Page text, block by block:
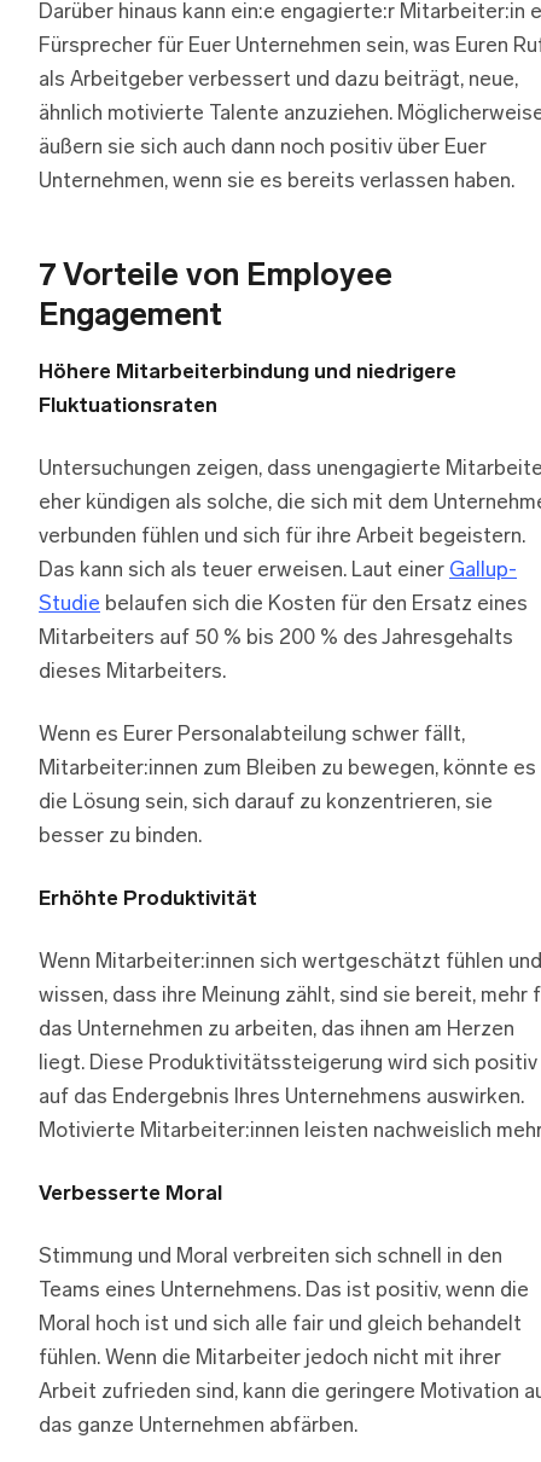
Darüber hinaus kann ein:e engagierte:r Mitarbeiter:in
Fürsprecher für Euer Unternehmen sein, was Euren
als Arbeitgeber verbessert und dazu beiträgt, neue,
ähnlich motivierte Talente anzuziehen.
äußern sie sich auch dann noch positiv über Euer
Unternehmen, wenn sie es bereits verlassen haben.
7 Vorteile von Employee
Engagement
Höhere Mitarbeiterbindung und niedrigere
Fluktuationsraten
Untersuchungen zeigen, dass unengagierte
eher kündigen als solche, die sich mit dem
verbunden fühlen und sich für ihre Arbeit begeistern.
Das kann sich als teuer erweisen. Laut einer Gallup-
Studie belaufen sich die Kosten für den Ersatz eines
Mitarbeiters auf 50 % bis 200 % des Jahresgehalts
dieses Mitarbeiters.
Wenn es Eurer Personalabteilung schwer fällt,
Mitarbeiter:innen zum Bleiben zu bewegen, könnte es
die Lösung sein, sich darauf zu konzentrieren, sie
besser zu binden.
Erhöhte Produktivität
Wenn Mitarbeiter:innen sich wertgeschätzt fühlen und
wissen, dass ihre Meinung zählt, sind sie bereit, mehr
das Unternehmen zu arbeiten, das ihnen am Herzen
liegt. Diese Produktivitätssteigerung wird sich positiv
auf das Endergebnis Ihres Unternehmens auswirken.
Motivierte Mitarbeiter:innen leisten nachweislich
Verbesserte Moral
Stimmung und Moral verbreiten sich schnell in den
Teams eines Unternehmens. Das ist positiv, wenn die
Moral hoch ist und sich alle fair und gleich behandelt
fühlen. Wenn die Mitarbeiter jedoch nicht mit ihrer
Arbeit zufrieden sind, kann die geringere Motivation
das ganze Unternehmen abfärben.